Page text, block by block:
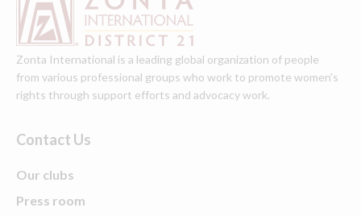
Zonta International is a leading global organization of people
from various professional groups who work to promote women's
rights through support efforts and advocacy work.
Contact Us
Our clubs
Press room